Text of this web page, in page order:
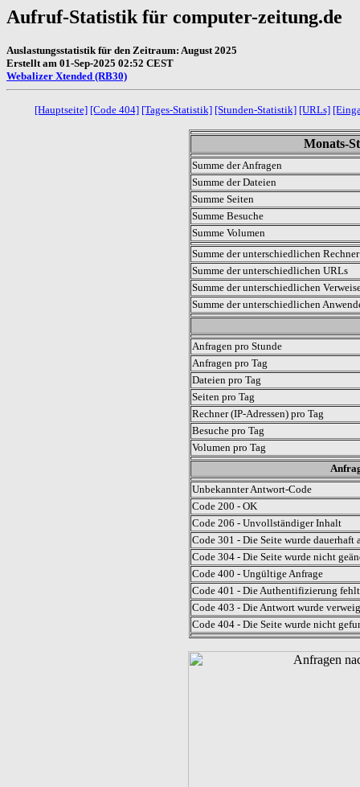
Aufruf-Statistik für computer-zeitung.de
Auslastungsstatistik für den Zeitraum: August 2025
Erstellt am 01-Sep-2025 02:52 CEST
Webalizer Xtended (RB30)
[Hauptseite] [Code 404] [Tages-Statistik] [Stunden-Statistik] [URLs]
Monats-
Summe der Anfragen
Summe der Dateien
Summe Seiten
Summe Besuche
Summe Volumen
Summe der unterschiedlichen
Summe der unterschiedlichen URLs
Summe der unterschiedlichen
Summe der unterschiedlichen
Anfragen pro Stunde
Anfragen pro Tag
Dateien pro Tag
Seiten pro Tag
Rechner (IP-Adressen) pro Tag
Besuche pro Tag
Volumen pro Tag
Unbekannter Antwort-Code
Code 200 - OK
Code 206 - Unvollständiger Inhalt
Code 301 - Die Seite wurde dauerhaft
Code 304 - Die Seite wurde nicht
Code 400 - Ungültige Anfrage
Code 401 - Die Authentifizierung
Code 403 - Die Antwort wurde
Code 404 - Die Seite wurde nicht